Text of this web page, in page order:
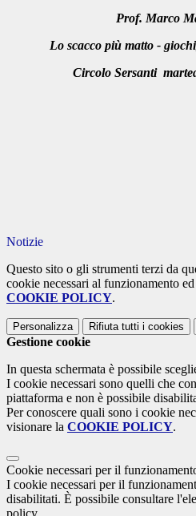
Prof. Marco
Lo scacco più matto -
Circolo Sersanti
Notizie
Questo sito o gli strumenti terzi da
cookie necessari al funzionamento
COOKIE POLICY.
Personalizza Rifiuta tutti i cookies
Gestione cookie
In questa schermata è possibile
I cookie necessari sono quelli che
piattaforma e non è possibile
Per conoscere quali sono i cookie
visionare la COOKIE POLICY.
Cookie necessari per il
I cookie necessari per il
disabilitati. È possibile consultare